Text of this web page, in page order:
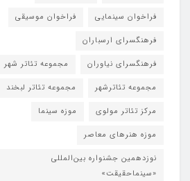
فراخوان سینمایی
فراخوان موسیقی
فرهنگسرای ارسباران
فرهنگسرای نیاوران
مجموعه تئاتر شهر
مجموعه تئاترشهر
مجموعه تئاتر لبخند
مرکز تئاتر مولوی
موزه سینما
موزه هنرهای معاصر
نوزدهمین جشنواره بین‌المللی
«سینماحقیقت»